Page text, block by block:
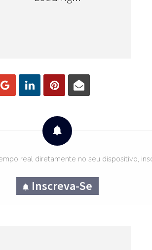
real diretamente no seu dispositivo,
Inscreva-Se